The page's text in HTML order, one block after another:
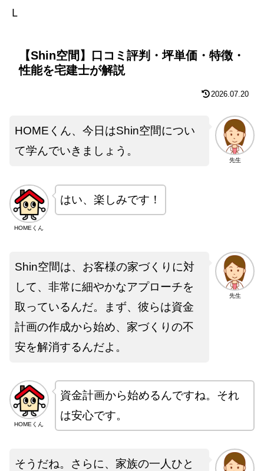
Ｌ
【Shin空間】口コミ評判・坪単価・特徴・
性能を宅建士が解説
2026.07.20
先生
HOMEくん、今日はShin空間につい
て学んでいきましょう。
HOMEくん
はい、楽しみです！
先生
Shin空間は、お客様の家づくりに対
して、非常に細やかなアプローチを
取っているんだ。まず、彼らは資金
計画の作成から始め、家づくりの不
安を解消するんだよ。
HOMEくん
資金計画から始めるんですね。それ
は安心です。
そうだね。さらに、家族の一人ひと